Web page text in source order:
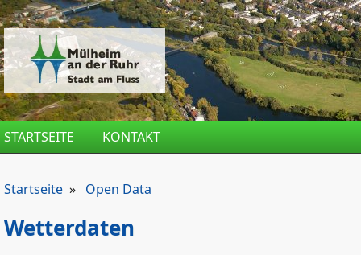
Direkt zum Inhalt
STARTSEITE KONTAKT
Startseite » Open Data
Wetterdaten